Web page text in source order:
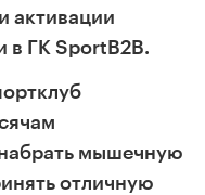
активации
в ГК SportB2B.
мышечную
отличную